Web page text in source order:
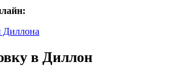
Диллона
в Диллон